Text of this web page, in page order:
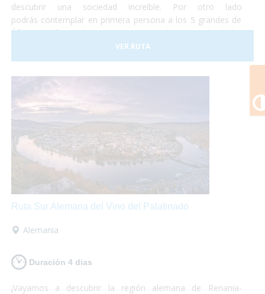
descubrir una sociedad increíble. Por otro lado
podrás contemplar en primera persona a los 5 grandes de
África y disfrutar de paisajes espectaculares. ¡No lo dudes
más y atrévete a descubrir Kenia! Es un viaje que te
marcará y te encantará.
VER RUTA
Ruta Sur Alemana del Vino del Palatinado
Alemania
Duración 4 dias
¡Vayamos a descubrir la región alemana de Renania-